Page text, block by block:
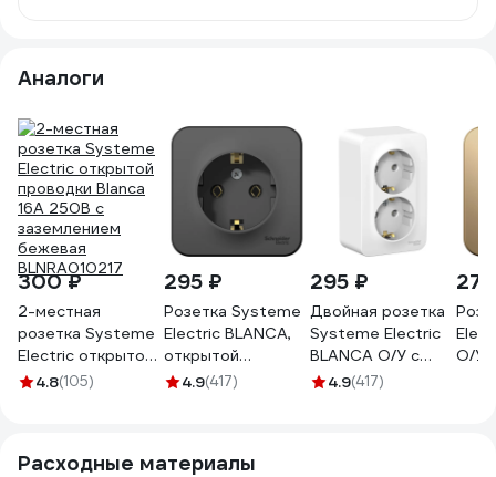
Аналоги
300 ₽
2-местная
розетка Systeme
Electric открытой
проводки Blanca
BLNRA010217
4.8(105)
295 ₽
Розетка Systeme
Electric BLANCA,
открытой
установки, с
4.9(417)
295 ₽
Двойная розетка
Systeme Electric
BLANCA О/У с
заземлением, без
4.9(417)
О/У,
Расходные материалы